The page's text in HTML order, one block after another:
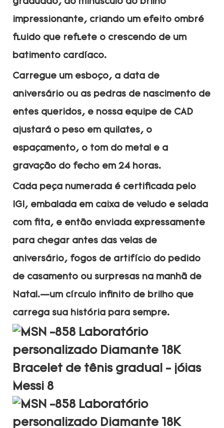
impressionante, criando um efeito ombré
fluido que reflete o crescendo de um
batimento cardíaco.
Carregue um esboço, a data de
aniversário ou as pedras de nascimento de
entes queridos, e nossa equipe de CAD
ajustará o peso em quilates, o
espaçamento, o tom do metal e a
gravação do fecho em 24 horas.
Cada peça numerada é certificada pelo
IGI, embalada em caixa de veludo e selada
com fita, e então enviada expressamente
para chegar antes das velas de
aniversário, fogos de artifício do pedido
de casamento ou surpresas na manhã de
Natal.—um círculo infinito de brilho que
carrega sua história para sempre.